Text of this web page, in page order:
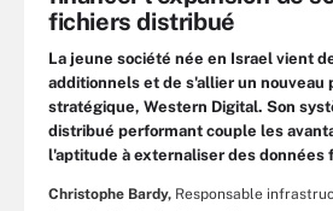
fichiers distribué
La jeune société née en Israel vient
additionnels et de s'allier un nouveau
stratégique, Western Digital. Son
distribué performant couple les
l'aptitude à externaliser des données
Christophe Bardy, Responsable